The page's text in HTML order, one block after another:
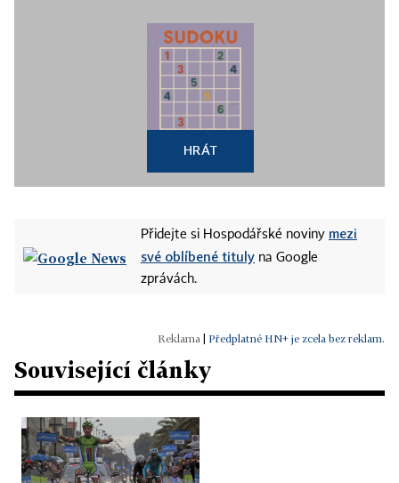
HRÁT
Přidejte si Hospodářské noviny mezi
své oblíbené tituly na Google
zprávách.
Předplatné HN+ je zcela bez reklam.
Související články